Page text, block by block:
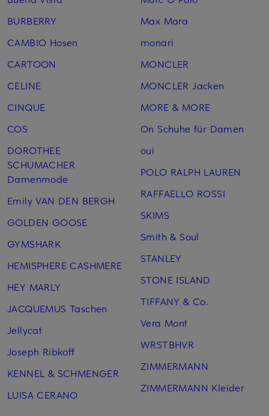
BURBERRY
CAMBIO Hosen
CARTOON
CELINE
CINQUE
COS
DOROTHEE
SCHUMACHER
Damenmode
Emily VAN DEN BERGH
GOLDEN GOOSE
GYMSHARK
HEMISPHERE CASHMERE
HEY MARLY
JACQUEMUS Taschen
Jellycat
Joseph Ribkoff
KENNEL & SCHMENGER
LUISA CERANO
Max Mara
monari
MONCLER
MONCLER Jacken
MORE & MORE
On Schuhe für Damen
oui
POLO RALPH LAUREN
RAFFAELLO ROSSI
SKIMS
Smith & Soul
STANLEY
STONE ISLAND
TIFFANY & Co.
Vera Mont
WRSTBHVR
ZIMMERMANN
ZIMMERMANN Kleider